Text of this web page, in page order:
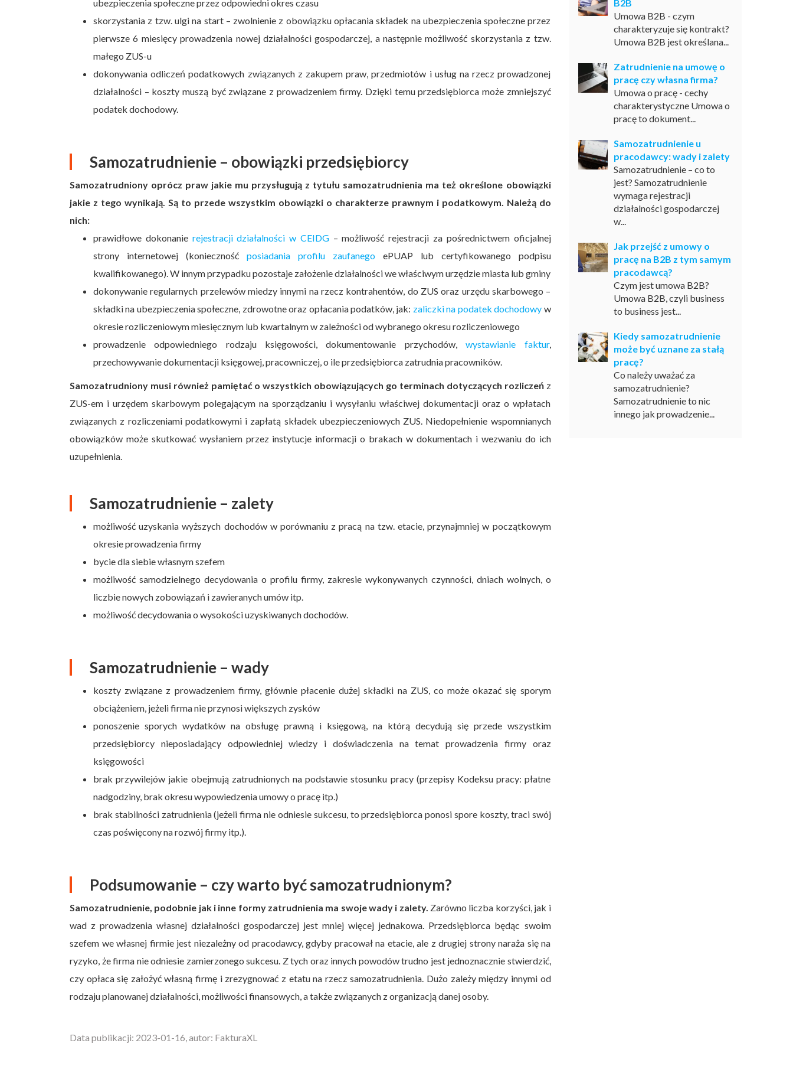
ubezpieczenia społeczne przez odpowiedni okres czasu
skorzystania z tzw. ulgi na start – zwolnienie z obowiązku opłacania składek na ubezpieczenia społeczne przez
pierwsze 6 miesięcy prowadzenia nowej działalności gospodarczej, a następnie możliwość skorzystania z tzw.
małego ZUS-u
dokonywania odliczeń podatkowych związanych z zakupem praw, przedmiotów i usług na rzecz prowadzonej
działalności – koszty muszą być związane z prowadzeniem firmy. Dzięki temu przedsiębiorca może zmniejszyć
podatek dochodowy.
Samozatrudnienie – obowiązki przedsiębiorcy
Samozatrudniony oprócz praw jakie mu przysługują z tytułu samozatrudnienia ma też określone obowiązki
jakie z tego wynikają. Są to przede wszystkim obowiązki o charakterze prawnym i podatkowym. Należą do
nich:
prawidłowe dokonanie rejestracji działalności w CEIDG– możliwość rejestracji za pośrednictwem oficjalnej
strony internetowej (konieczność posiadania profilu zaufanegoePUAP lub certyfikowanego podpisu
kwalifikowanego). W innym przypadku pozostaje założenie działalności we właściwym urzędzie miasta lub gminy
dokonywanie regularnych przelewów miedzy innymi na rzecz kontrahentów, do ZUS oraz urzędu skarbowego –
składki na ubezpieczenia społeczne, zdrowotne oraz opłacania podatków, jak: zaliczki na podatek dochodowy w
okresie rozliczeniowym miesięcznym lub kwartalnym w zależności od wybranego okresu rozliczeniowego
prowadzenie odpowiedniego rodzaju księgowości, dokumentowanie przychodów,wystawianie faktur,
przechowywanie dokumentacji księgowej, pracowniczej, o ile przedsiębiorca zatrudnia pracowników.
Samozatrudniony musi również pamiętać o wszystkich obowiązujących go terminach dotyczących rozliczeńz
ZUS-em i urzędem skarbowym polegającym na sporządzaniu i wysyłaniu właściwej dokumentacji oraz o wpłatach
związanych z rozliczeniami podatkowymi i zapłatą składek ubezpieczeniowych ZUS. Niedopełnienie wspomnianych
obowiązków może skutkować wysłaniem przez instytucje informacji o brakach w dokumentach i wezwaniu do ich
uzupełnienia.
Samozatrudnienie – zalety
możliwość uzyskania wyższych dochodów w porównaniu z pracą na tzw. etacie, przynajmniej w początkowym
okresie prowadzenia firmy
bycie dla siebie własnym szefem
możliwość samodzielnego decydowania o profilu firmy, zakresie wykonywanych czynności, dniach wolnych, o
liczbie nowych zobowiązań i zawieranych umów itp.
możliwość decydowania o wysokości uzyskiwanych dochodów.
Samozatrudnienie – wady
koszty związane z prowadzeniem firmy, głównie płacenie dużej składki na ZUS, co może okazać się sporym
obciążeniem, jeżeli firma nie przynosi większych zysków
ponoszenie sporych wydatków na obsługę prawną i księgową, na którą decydują się przede wszystkim
przedsiębiorcy nieposiadający odpowiedniej wiedzy i doświadczenia na temat prowadzenia firmy oraz
księgowości
brak przywilejów jakie obejmują zatrudnionych na podstawie stosunku pracy (przepisy Kodeksu pracy: płatne
nadgodziny, brak okresu wypowiedzenia umowy o pracę itp.)
brak stabilności zatrudnienia (jeżeli firma nie odniesie sukcesu, to przedsiębiorca ponosi spore koszty, traci swój
czas poświęcony na rozwój firmy itp.).
Podsumowanie – czy warto być samozatrudnionym?
Samozatrudnienie, podobnie jak i inne formy zatrudnienia ma swoje wady i zalety. Zarówno liczba korzyści, jak i
wad z prowadzenia własnej działalności gospodarczej jest mniej więcej jednakowa. Przedsiębiorca będąc swoim
szefem we własnej firmie jest niezależny od pracodawcy, gdyby pracował na etacie, ale z drugiej strony naraża się na
ryzyko, że firma nie odniesie zamierzonego sukcesu. Z tych oraz innych powodów trudno jest jednoznacznie stwierdzić,
czy opłaca się założyć własną firmę i zrezygnować z etatu na rzecz samozatrudnienia. Dużo zależy między innymi od
rodzaju planowanej działalności, możliwości finansowych, a także związanych z organizacją danej osoby.
Data publikacji: 2023-01-16, autor: FakturaXL
B2B
Umowa B2B - czym
charakteryzuje się kontrakt?
Umowa B2B jest określana...
Zatrudnienie na umowę o
pracę czy własna firma?
Umowa o pracę - cechy
charakterystyczne Umowa o
pracę to dokument...
Samozatrudnienie u
pracodawcy: wady i zalety
Samozatrudnienie – co to
jest? Samozatrudnienie
wymaga rejestracji
działalności gospodarczej
w...
Jak przejść z umowy o
pracę na B2B z tym samym
pracodawcą?
Czym jest umowa B2B?
Umowa B2B, czyli business
to business jest...
Kiedy samozatrudnienie
może być uznane za stałą
pracę?
Co należy uważać za
samozatrudnienie?
Samozatrudnienie to nic
innego jak prowadzenie...